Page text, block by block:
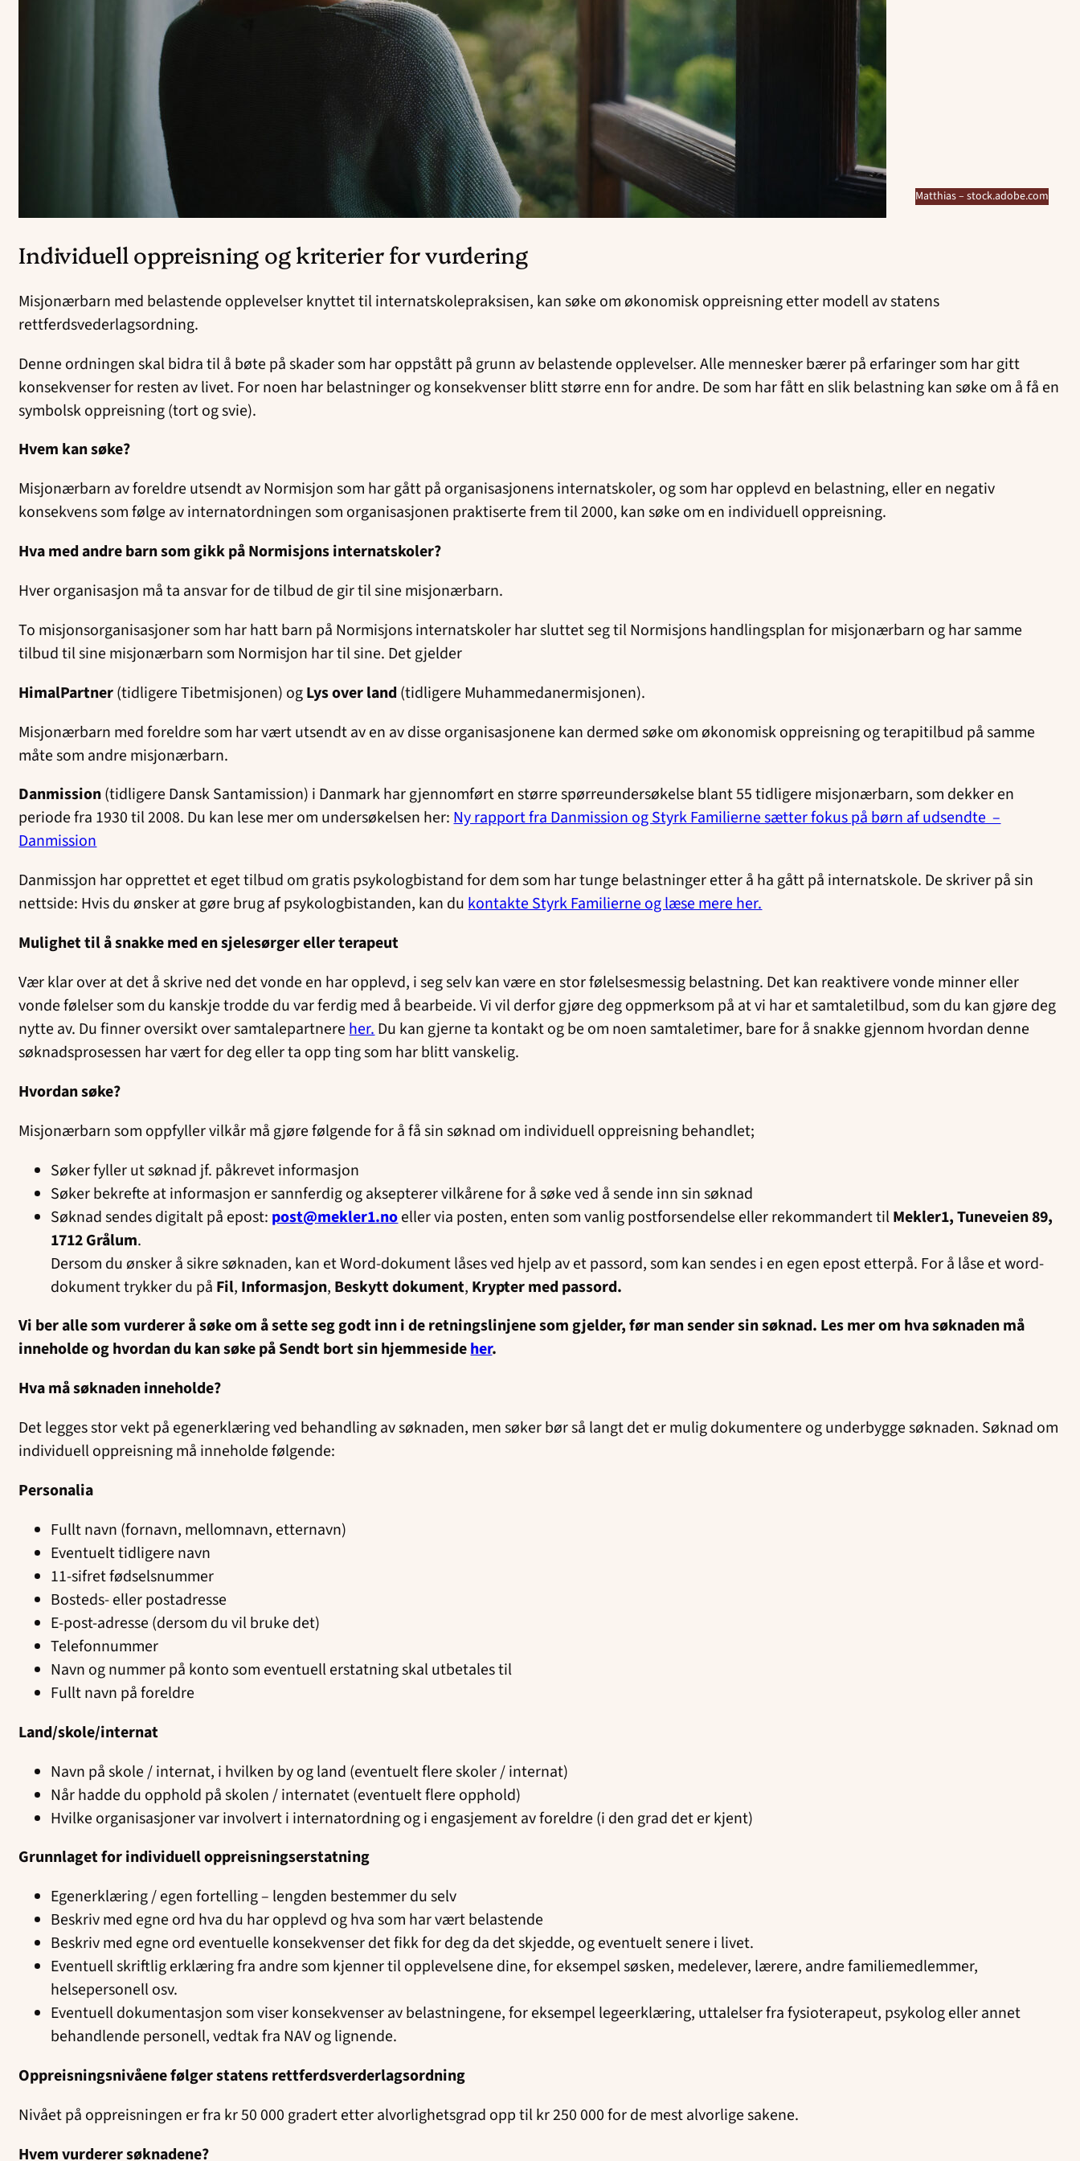
Matthias – stock.adobe.com
Individuell oppreisning og kriterier for vurdering
Misjonærbarn med belastende opplevelser knyttet til internatskolepraksisen, kan søke om økonomisk oppreisning etter modell av statens
rettferdsvederlagsordning.
Denne ordningen skal bidra til å bøte på skader som har oppstått på grunn av belastende opplevelser. Alle mennesker bærer på erfaringer som har gitt
konsekvenser for resten av livet. For noen har belastninger og konsekvenser blitt større enn for andre. De som har fått en slik belastning kan søke om å få en
symbolsk oppreisning (tort og svie).
Hvem kan søke?
Misjonærbarn av foreldre utsendt av Normisjon som har gått på organisasjonens internatskoler, og som har opplevd en belastning, eller en negativ
konsekvens som følge av internatordningen som organisasjonen praktiserte frem til 2000, kan søke om en individuell oppreisning.
Hva med andre barn som gikk på Normisjons internatskoler?
Hver organisasjon må ta ansvar for de tilbud de gir til sine misjonærbarn.
To misjonsorganisasjoner som har hatt barn på Normisjons internatskoler har sluttet seg til Normisjons handlingsplan for misjonærbarn og har samme
tilbud til sine misjonærbarn som Normisjon har til sine. Det gjelder
HimalPartner(tidligere Tibetmisjonen) ogLys over land (tidligere Muhammedanermisjonen).
Misjonærbarn med foreldre som har vært utsendt av en av disse organisasjonene kan dermed søke om økonomisk oppreisning og terapitilbud på samme
måte som andre misjonærbarn.
Danmission(tidligere Dansk Santamission) i Danmark har gjennomført en større spørreundersøkelse blant 55 tidligere misjonærbarn, som dekker en
periode fra 1930 til 2008. Du kan lese mer om undersøkelsen her:Ny rapport fra Danmission og Styrk Familierne sætter fokus på børn af udsendte –
Danmission
Danmissjon har opprettet et eget tilbud om gratis psykologbistand for dem som har tunge belastninger etter å ha gått på internatskole. De skriver på sin
nettside: Hvis du ønsker at gøre brug af psykologbistanden, kan dukontakte Styrk Familierne og læse mere her.
Mulighet til å snakke med en sjelesørger eller terapeut
Vær klar over at det å skrive ned det vonde en har opplevd, i seg selv kan være en stor følelsesmessig belastning. Det kan reaktivere vonde minner eller
vonde følelser som du kanskje trodde du var ferdig med å bearbeide. Vi vil derfor gjøre deg oppmerksom på at vi har et samtaletilbud, som du kan gjøre deg
nytte av. Du finner oversikt over samtalepartnereher.Du kan gjerne ta kontakt og be om noen samtaletimer, bare for å snakke gjennom hvordan denne
søknadsprosessen har vært for deg eller ta opp ting som har blitt vanskelig.
Hvordan søke?
Misjonærbarn som oppfyller vilkår må gjøre følgende for å få sin søknad om individuell oppreisning behandlet;
Søker fyller ut søknad jf. påkrevet informasjon
Søker bekrefte at informasjon er sannferdig og aksepterer vilkårene for å søke ved å sende inn sin søknad
Søknad sendes digitalt på epost: post@mekler1.noeller via posten, enten som vanlig postforsendelse eller rekommandert tilMekler1, Tuneveien 89,
1712 Grålum.
Dersom du ønsker å sikre søknaden, kan et Word-dokument låses ved hjelp av et passord, som kan sendes i en egen epost etterpå. For å låse et word-
dokument trykker du på Fil, Informasjon, Beskytt dokument, Krypter med passord.
Vi ber alle som vurderer å søke om å sette seg godt inn i de retningslinjene som gjelder, før man sender sin søknad. Les mer om hva søknaden må
inneholde og hvordan du kan søke på Sendt bort sin hjemmesideher.
Hva må søknaden inneholde?
Det legges stor vekt på egenerklæring ved behandling av søknaden, men søker bør så langt det er mulig dokumentere og underbygge søknaden. Søknad om
individuell oppreisning må inneholde følgende:
Personalia
Fullt navn (fornavn, mellomnavn, etternavn)
Eventuelt tidligere navn
11-sifret fødselsnummer
Bosteds- eller postadresse
E-post-adresse (dersom du vil bruke det)
Telefonnummer
Navn og nummer på konto som eventuell erstatning skal utbetales til
Fullt navn på foreldre
Land/skole/internat
Navn på skole / internat, i hvilken by og land (eventuelt flere skoler / internat)
Når hadde du opphold på skolen / internatet (eventuelt flere opphold)
Hvilke organisasjoner var involvert i internatordning og i engasjement av foreldre (i den grad det er kjent)
Grunnlaget for individuell oppreisningserstatning
Egenerklæring / egen fortelling – lengden bestemmer du selv
Beskriv med egne ord hva du har opplevd og hva som har vært belastende
Beskriv med egne ord eventuelle konsekvenser det fikk for deg da det skjedde, og eventuelt senere i livet.
Eventuell skriftlig erklæring fra andre som kjenner til opplevelsene dine, for eksempel søsken, medelever, lærere, andre familiemedlemmer,
helsepersonell osv.
Eventuell dokumentasjon som viser konsekvenser av belastningene, for eksempel legeerklæring, uttalelser fra fysioterapeut, psykolog eller annet
behandlende personell, vedtak fra NAV og lignende.
Oppreisningsnivåene følger statens rettferdsverderlagsordning
Nivået på oppreisningen er fra kr 50 000 gradert etter alvorlighetsgrad opp til kr 250 000 for de mest alvorlige sakene.
Hvem vurderer søknadene?